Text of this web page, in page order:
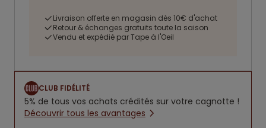
Livraison offerte en magasin dès 10€ d'achat
Retour & échanges gratuits toute la saison
Vendu et expédié par Tape à l'Oeil
CLUB FIDÉLITÉ
5% de tous vos achats crédités sur votre cagnotte !
Découvrir tous les avantages